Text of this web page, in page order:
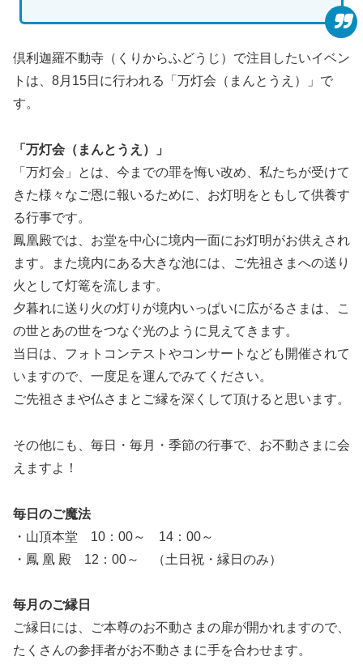
倶利迦羅不動寺（くりからふどうじ）で注目したいイベン
トは、8月15日に行われる「万灯会（まんとうえ）」で
す。
「万灯会（まんとうえ）」
「万灯会」とは、今までの罪を悔い改め、私たちが受けて
きた様々なご恩に報いるために、お灯明をともして供養す
る行事です。
鳳凰殿では、お堂を中心に境内一面にお灯明がお供えされ
ます。また境内にある大きな池には、ご先祖さまへの送り
火として灯篭を流します。
夕暮れに送り火の灯りが境内いっぱいに広がるさまは、こ
の世とあの世をつなぐ光のように見えてきます。
当日は、フォトコンテストやコンサートなども開催されて
いますので、一度足を運んでみてください。
ご先祖さまや仏さまとご縁を深くして頂けると思います。
その他にも、毎日・毎月・季節の行事で、お不動さまに会
えますよ！
毎日のご魔法
・山頂本堂 10：00～ 14：00～
・鳳 凰 殿 12：00～ （土日祝・縁日のみ）
毎月のご縁日
ご縁日には、ご本尊のお不動さまの扉が開かれますので、
たくさんの参拝者がお不動さまに手を合わせます。